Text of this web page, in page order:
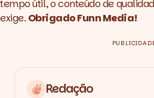
tempo útil, o conteúdo de
exige. ObrigadoFunn Media!
Redação